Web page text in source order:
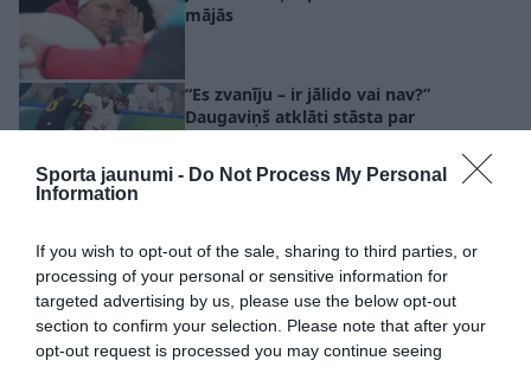
Sporta jaunumi - Do Not Process My Personal
Information
If you wish to opt-out of the sale, sharing to third parties, or
processing of your personal or sensitive information for
targeted advertising by us, please use the below opt-out
section to confirm your selection. Please note that after your
opt-out request is processed you may continue seeing
mājās
“Es zvanīju – ir jālido vai nav?”
Daugaviņš atklāti stāsta par
valstsvienībā
kā nosvinējuši svētkus